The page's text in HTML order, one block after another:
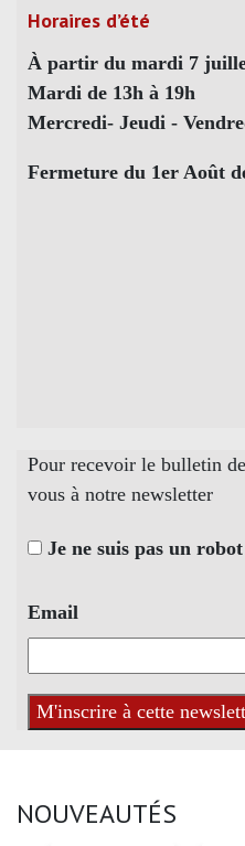
Horaires d’été
À partir du mardi 7
Mardi de 13h à 19h
Mercredi- Jeudi -
Fermeture du 1er Août
Pour recevoir le bulletin
vous à notre newsletter
Je ne suis pas un robot
Email
NOUVEAUTÉS